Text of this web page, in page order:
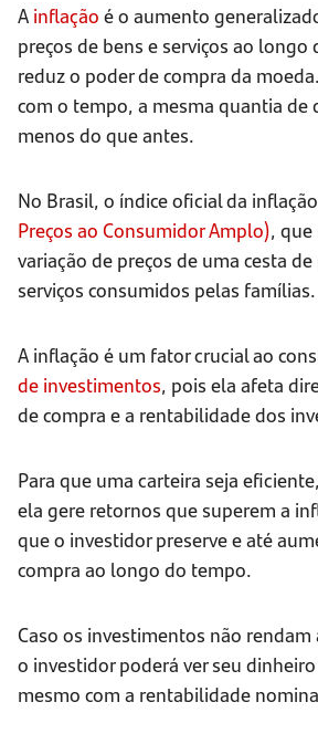
A inflação é o aumento
preços de bens e serviços ao
reduz o poder de compra da
com o tempo, a mesma quantia de
menos do que antes.
No Brasil, o índice oficial da
Preços ao Consumidor Amplo), que
variação de preços de uma cesta
serviços consumidos pelas famílias.
A inflação é um fator crucial ao
de investimentos, pois ela afeta
de compra e a rentabilidade dos
Para que uma carteira seja
ela gere retornos que superem a
que o investidor preserve e até
compra ao longo do tempo.
Caso os investimentos não
o investidor poderá ver seu
mesmo com a rentabilidade